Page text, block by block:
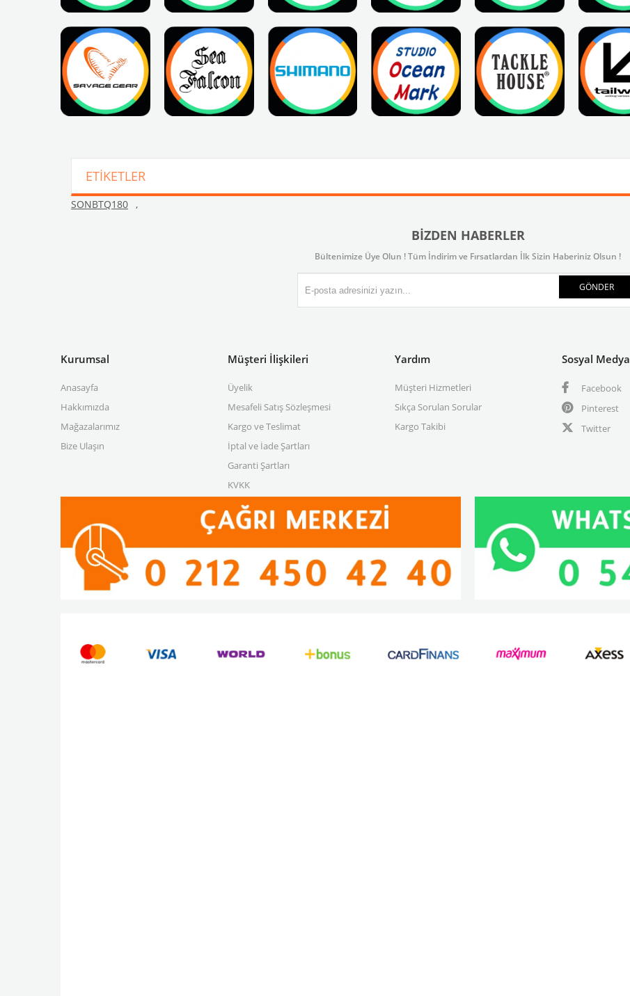
ETIKETLER
SONBTQ180 ,
BIZDEN HABERLER
Bültenimize Üye Olun ! Tüm İndirim ve Fırsatlardan İlk Sizin Haberiniz Olsun !
GÖNDER
Kurumsal
Anasayfa
Hakkımızda
Mağazalarımız
Bize Ulaşın
Müşteri İlişkileri
Üyelik
Mesafeli Satış Sözleşmesi
Kargo ve Teslimat
İptal ve İade Şartları
Garanti Şartları
KVKK
Yardım
Müşteri Hizmetleri
Sıkça Sorulan Sorular
Kargo Takibi
Sosyal Medya
Facebook
Pinterest
Twitter